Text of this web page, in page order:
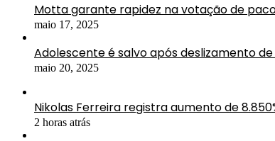
Motta garante rapidez na votação de
maio 17, 2025
Adolescente é salvo após deslizamento
maio 20, 2025
Nikolas Ferreira registra aumento de
2 horas atrás